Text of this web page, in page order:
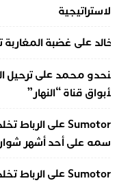
علىغضبة المغاربة
محمدعلىترحيل
قناة “النهار”
علىالرباط
على أحد أشهر
علىالرباط